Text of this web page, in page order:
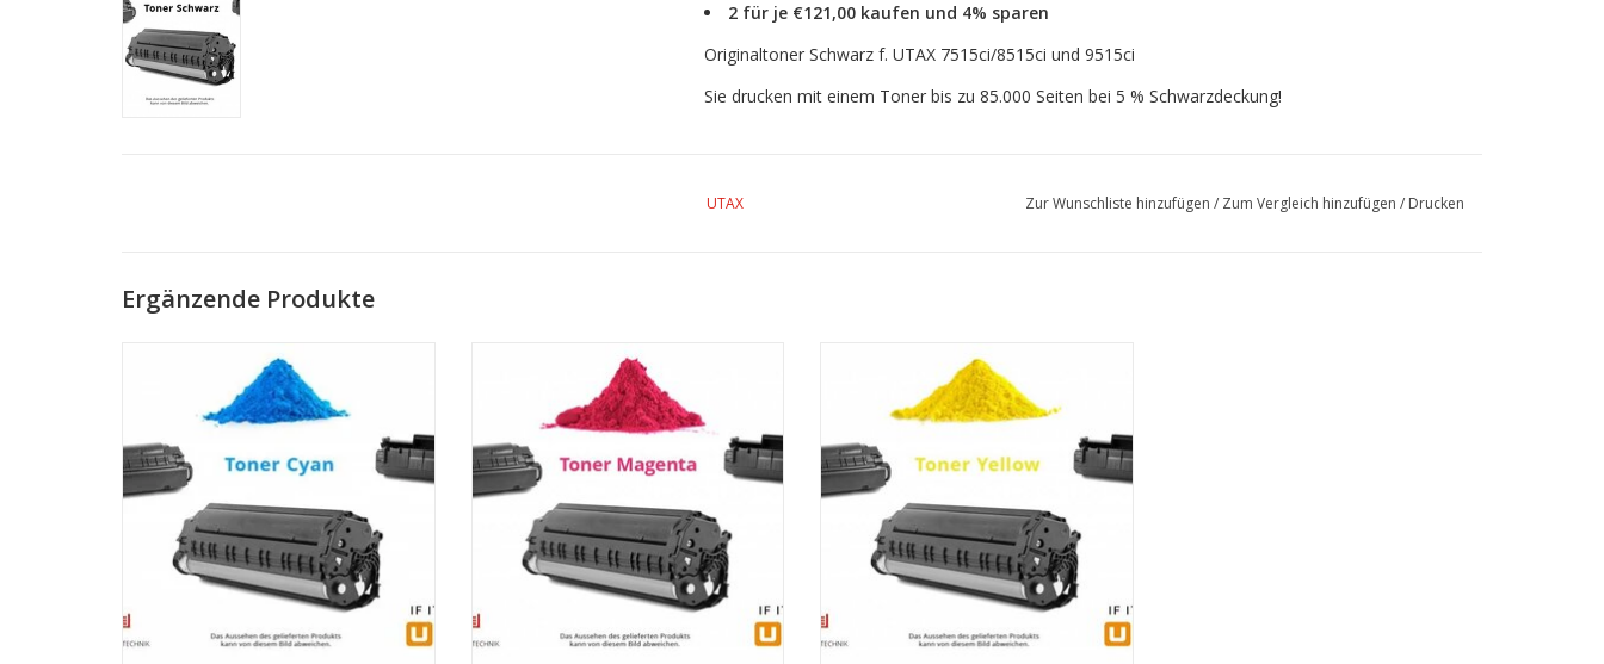
2 für je €121,00 kaufen und 4% sparen
Originaltoner Schwarz f. UTAX 7515ci/8515ci und 9515ci
Sie drucken mit einem Toner bis zu 85.000 Seiten bei 5 % Schwarzdeckung!
UTAX Zur Wunschliste hinzufügen / Zum Vergleich hinzufügen / Drucken
Ergänzende Produkte
Originaltoner Cyan für UTAX 7515ci/
8515ci und 9515ci
ZUM WARENKORB HINZUFÜGEN
Originaltoner Magenta für UTAX 7515ci/
8515ci und 9515ci
ZUM WARENKORB HINZUFÜGEN
Originaltoner Gelb für UTAX 7515ci/
8515ci und 9515ci
ZUM WARENKORB HINZUFÜGEN